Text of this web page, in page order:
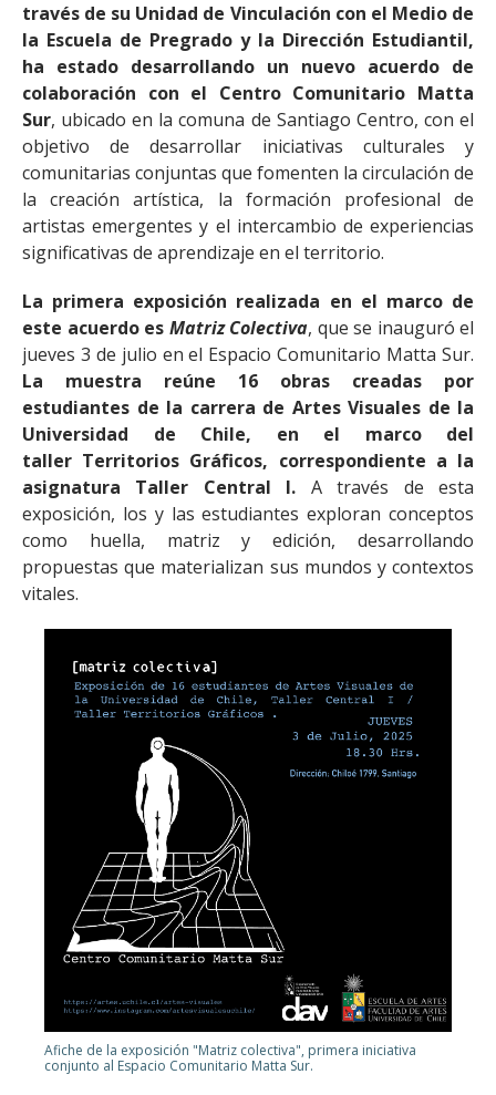
través de su Unidad de Vinculación con el Medio de
la Escuela de Pregrado y la Dirección Estudiantil,
ha estado desarrollando un nuevo acuerdo de
colaboración con el Centro Comunitario Matta
Sur, ubicado en la comuna de Santiago Centro, con el
objetivo de desarrollar iniciativas culturales y
comunitarias conjuntas que fomenten la circulación de
la creación artística, la formación profesional de
artistas emergentes y el intercambio de experiencias
significativas de aprendizaje en el territorio.
La primera exposición realizada en el marco de
este acuerdo es Matriz Colectiva, que se inauguró el
jueves 3 de julio en el Espacio Comunitario Matta Sur.
La muestra reúne 16 obras creadas por
estudiantes de la carrera de Artes Visuales de la
Universidad de Chile, en el marco del
taller Territorios Gráficos, correspondiente a la
asignatura Taller Central I. A través de esta
exposición, los y las estudiantes exploran conceptos
como huella, matriz y edición, desarrollando
propuestas que materializan sus mundos y contextos
vitales.
Afiche de la exposición "Matriz colectiva", primera iniciativa
conjunto al Espacio Comunitario Matta Sur.